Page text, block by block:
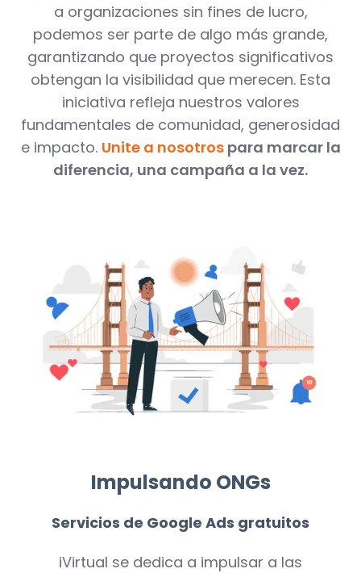
a organizaciones sin fines de lucro,
podemos ser parte de algo más grande,
garantizando que proyectos significativos
obtengan la visibilidad que merecen. Esta
iniciativa refleja nuestros valores
fundamentales de comunidad, generosidad
e impacto. Unite a nosotrospara marcar la
diferencia, una campaña a la vez.
Impulsando ONGs
Servicios de Google Ads gratuitos
iVirtual se dedica a impulsar a las